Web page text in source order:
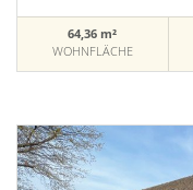
64,36 m²
WOHNFLÄCHE